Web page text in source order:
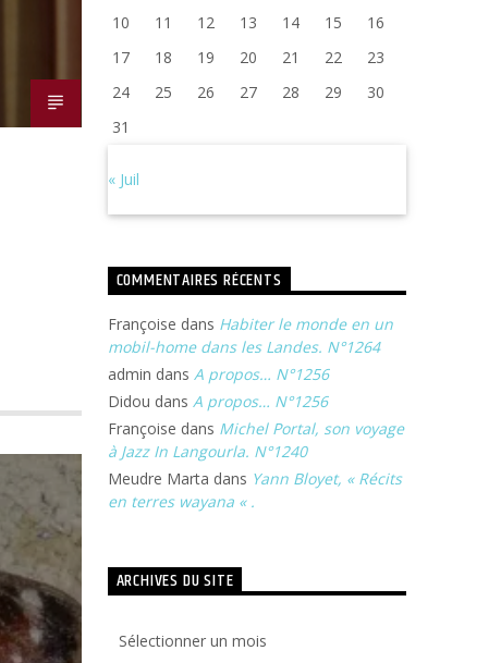
10
11 12 13 14 15
16
17
18 19 20 21 22
23
24
25 26 27 28 29
30
31
« Juil
COMMENTAIRES RÉCENTS
Françoise dans Habiter le monde en un
mobil-home dans les Landes. N°1264
admin dans A propos… N°1256
Didou dans A propos… N°1256
Françoise dans Michel Portal, son voyage
à Jazz In Langourla. N°1240
Meudre Marta dans Yann Bloyet, « Récits
en terres wayana « .
ARCHIVES DU SITE
du